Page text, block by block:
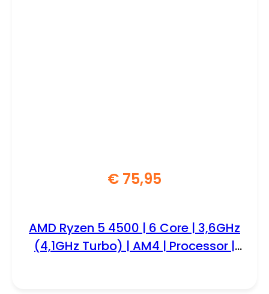
€ 75,95
AMD Ryzen 5 4500 | 6 Core | 3,6GHz
(4,1GHz Turbo) | AM4 | Processor |